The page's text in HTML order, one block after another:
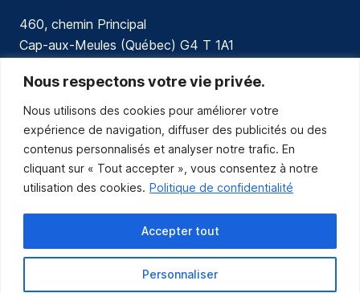
Nous respectons votre vie privée.
Nous utilisons des cookies pour améliorer votre
expérience de navigation, diffuser des publicités ou des
contenus personnalisés et analyser notre trafic. En
cliquant sur « Tout accepter », vous consentez à notre
utilisation des cookies. Politique de confidentialité
Personnaliser
Accepter tout
460, chemin Principal
Cap-aux-Meules (Québec) G4 T 1A1
communications@muniles.ca
418 986-3100
Composez le 1 en tout temps pour toutes urgences.
Abonnez-vous
Abonnez-vous pour recevoir les nouvelles
de la Municipalité par courriel.